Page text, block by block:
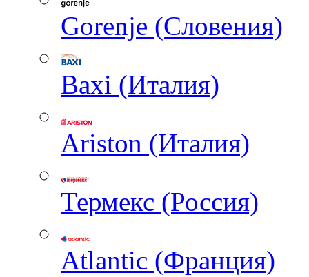
Gorenje (Словения)
Baxi (Италия)
Ariston (Италия)
Термекс (Россия)
Atlantic (Франция)